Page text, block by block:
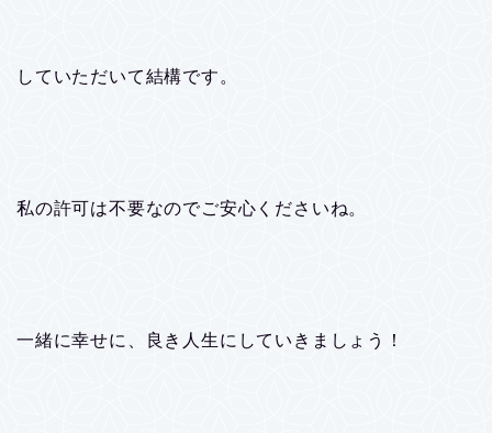
していただいて結構です。
私の許可は不要なのでご安心くださいね。
一緒に幸せに、良き人生にしていきましょう！